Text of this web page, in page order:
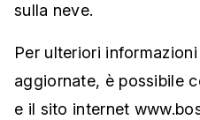
sulla neve.
Per ulteriori
aggiornate, è possibile
e il sito internet